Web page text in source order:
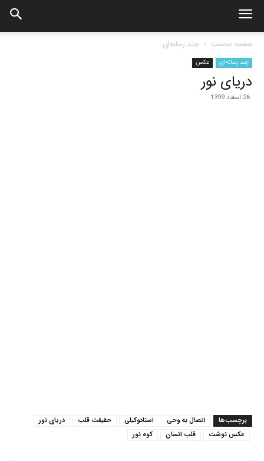
صفحه نخست چند رسانه‌ای
چند رسانه‌ای عکس
دریای نور
26 اسفند 1399
برچسب‌ها اتصال به وحی استادوکیلی حقیقت قلب
دریای نور
عکس نوشت
قلب انسان کوه نور